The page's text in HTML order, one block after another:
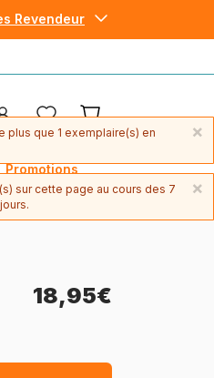
Revendeur
Promotions
18,95€
×
plus que 1 exemplaire(s) en
×
sur cette page au cours des 7